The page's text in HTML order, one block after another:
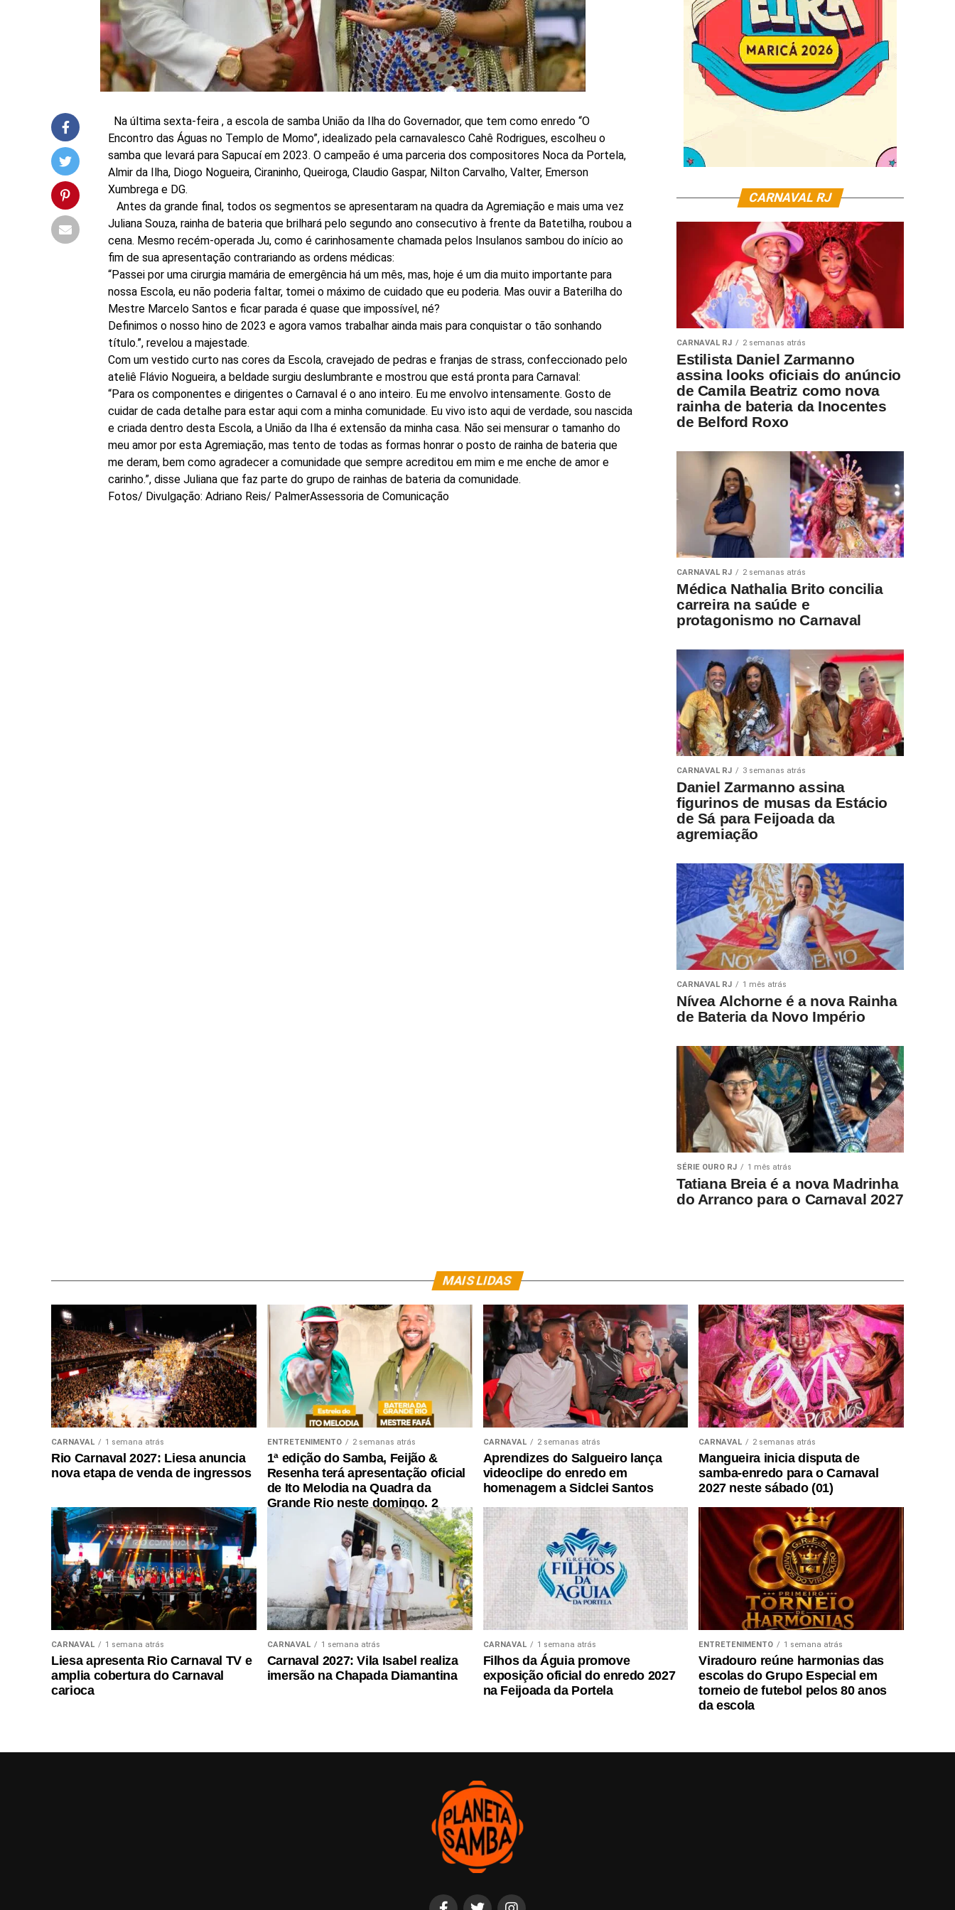
Na última sexta-feira , a escola de samba União da Ilha do Governador, que tem como enredo “O
Encontro das Águas no Templo de Momo”, idealizado pela carnavalesco Cahê Rodrigues, escolheu o
samba que levará para Sapucaí em 2023. O campeão é uma parceria dos compositores Noca da Portela,
Almir da Ilha, Diogo Nogueira, Ciraninho, Queiroga, Claudio Gaspar, Nilton Carvalho, Valter, Emerson
Xumbrega e DG.
Antes da grande final, todos os segmentos se apresentaram na quadra da Agremiação e mais uma vez
Juliana Souza, rainha de bateria que brilhará pelo segundo ano consecutivo à frente da Batetilha, roubou a
cena. Mesmo recém-operada Ju, como é carinhosamente chamada pelos Insulanos sambou do início ao
fim de sua apresentação contrariando as ordens médicas:
“Passei por uma cirurgia mamária de emergência há um mês, mas, hoje é um dia muito importante para
nossa Escola, eu não poderia faltar, tomei o máximo de cuidado que eu poderia. Mas ouvir a Baterilha do
Mestre Marcelo Santos e ficar parada é quase que impossível, né?
Definimos o nosso hino de 2023 e agora vamos trabalhar ainda mais para conquistar o tão sonhando
título.”, revelou a majestade.
Com um vestido curto nas cores da Escola, cravejado de pedras e franjas de strass, confeccionado pelo
ateliê Flávio Nogueira, a beldade surgiu deslumbrante e mostrou que está pronta para Carnaval:
“Para os componentes e dirigentes o Carnaval é o ano inteiro. Eu me envolvo intensamente. Gosto de
cuidar de cada detalhe para estar aqui com a minha comunidade. Eu vivo isto aqui de verdade, sou nascida
e criada dentro desta Escola, a União da Ilha é extensão da minha casa. Não sei mensurar o tamanho do
meu amor por esta Agremiação, mas tento de todas as formas honrar o posto de rainha de bateria que
me deram, bem como agradecer a comunidade que sempre acreditou em mim e me enche de amor e
carinho.”, disse Juliana que faz parte do grupo de rainhas de bateria da comunidade.
Fotos/ Divulgação: Adriano Reis/ PalmerAssessoria de Comunicação
CARNAVAL RJ
CARNAVAL RJ 2 semanas atrás
Estilista Daniel Zarmanno
assina looks oficiais do anúncio
de Camila Beatriz como nova
rainha de bateria da Inocentes
de Belford Roxo
CARNAVAL RJ 2 semanas atrás
Médica Nathalia Brito concilia
carreira na saúde e
protagonismo no Carnaval
CARNAVAL RJ 3 semanas atrás
Daniel Zarmanno assina
figurinos de musas da Estácio
de Sá para Feijoada da
agremiação
CARNAVAL RJ 1 mês atrás
Nívea Alchorne é a nova Rainha
de Bateria da Novo Império
SÉRIE OURO RJ 1 mês atrás
Tatiana Breia é a nova Madrinha
do Arranco para o Carnaval 2027
MAIS LIDAS
CARNAVAL 1 semana atrás
Rio Carnaval 2027: Liesa anuncia
nova etapa de venda de ingressos
ENTRETENIMENTO 2 semanas atrás
1ª edição do Samba, Feijão &
Resenha terá apresentação oficial
de Ito Melodia na Quadra da
Grande Rio neste domingo, 2
CARNAVAL 2 semanas atrás
Aprendizes do Salgueiro lança
videoclipe do enredo em
homenagem a Sidclei Santos
CARNAVAL 2 semanas atrás
Mangueira inicia disputa de
samba-enredo para o Carnaval
2027 neste sábado (01)
CARNAVAL 1 semana atrás
Liesa apresenta Rio Carnaval TV e
amplia cobertura do Carnaval
carioca
CARNAVAL 1 semana atrás
Carnaval 2027: Vila Isabel realiza
imersão na Chapada Diamantina
CARNAVAL 1 semana atrás
Filhos da Águia promove
exposição oficial do enredo 2027
na Feijoada da Portela
ENTRETENIMENTO 1 semana atrás
Viradouro reúne harmonias das
escolas do Grupo Especial em
torneio de futebol pelos 80 anos
da escola